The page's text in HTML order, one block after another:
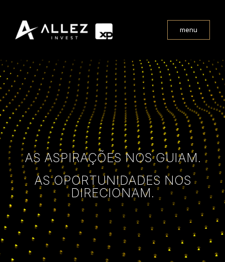
menu
AS ASPIRAÇÕES NOS GUIAM.
AS OPORTUNIDADES NOS
DIRECIONAM.